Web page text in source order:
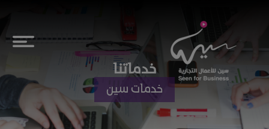
خدماتنا
خدمات سين